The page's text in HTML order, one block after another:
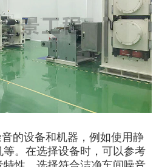
的设备和机器，例如使用静
。在选择设备时，可以参考